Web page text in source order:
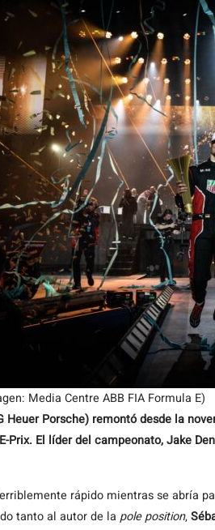
Media Centre ABB FIA Formula E)
Heuer Porsche) remontó desde la
Prix. El líder del campeonato, Jake
rápido mientras se abría
tanto al autor de la pole position,